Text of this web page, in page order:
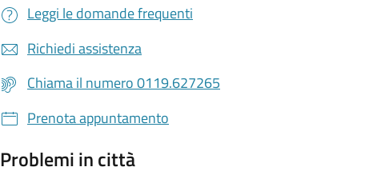
Leggi le domande frequenti
Richiedi assistenza
Chiama il numero 0119.627265
Prenota appuntamento
Problemi in città